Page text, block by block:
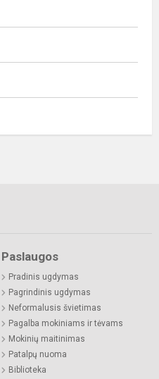
Paslaugos
Pradinis ugdymas
Pagrindinis ugdymas
Neformalusis švietimas
Pagalba mokiniams ir tėvams
Mokinių maitinimas
Patalpų nuoma
Biblioteka